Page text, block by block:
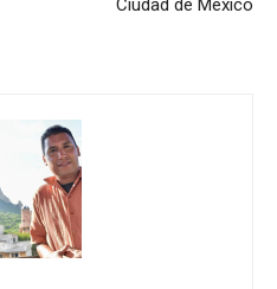
Ciudad de México